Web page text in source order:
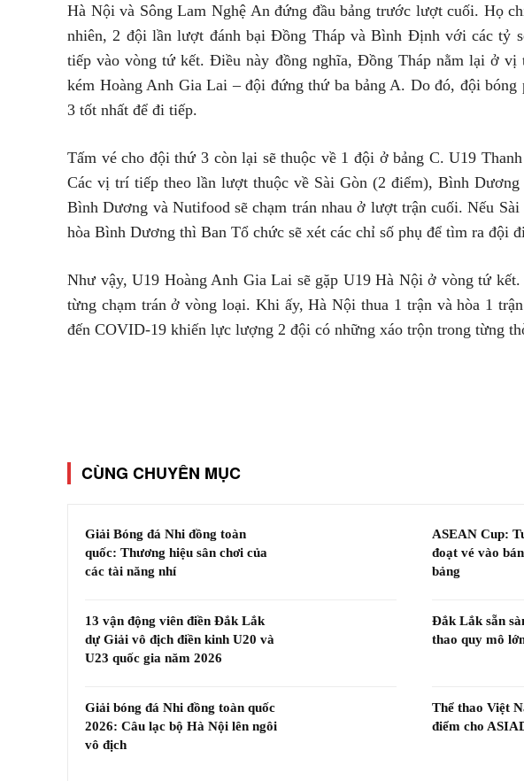
Hà Nội và Sông Lam Nghệ An đứng đầu bảng trước lượt cuối. Họ
nhiên, 2 đội lần lượt đánh bại Đồng Tháp và Bình Định với các tỷ
tiếp vào vòng tứ kết. Điều này đồng nghĩa, Đồng Tháp nằm lại ở
kém Hoàng Anh Gia Lai – đội đứng thứ ba bảng A. Do đó, đội
3 tốt nhất để đi tiếp.
Tấm vé cho đội thứ 3 còn lại sẽ thuộc về 1 đội ở bảng C. U19
Các vị trí tiếp theo lần lượt thuộc về Sài Gòn (2 điểm), Bình
Bình Dương và Nutifood sẽ chạm trán nhau ở lượt trận cuối. Nếu
hòa Bình Dương thì Ban Tổ chức sẽ xét các chỉ số phụ để tìm ra đội
Như vậy, U19 Hoàng Anh Gia Lai sẽ gặp U19 Hà Nội ở vòng tứ
từng chạm trán ở vòng loại. Khi ấy, Hà Nội thua 1 trận và hòa 1
đến COVID-19 khiến lực lượng 2 đội có những xáo trộn trong từng
CÙNG CHUYÊN MỤC
Giải Bóng đá Nhi đồng toàn
quốc: Thương hiệu sân chơi của
các tài năng nhí
ASEAN Cup:
đoạt vé vào
bảng
13 vận động viên điền Đắk Lắk
dự Giải vô địch điền kinh U20 và
U23 quốc gia năm 2026
Đắk Lắk sẵn
thao quy mô
Giải bóng đá Nhi đồng toàn quốc
2026: Câu lạc bộ Hà Nội lên ngôi
vô địch
Thể thao Việt
điểm cho